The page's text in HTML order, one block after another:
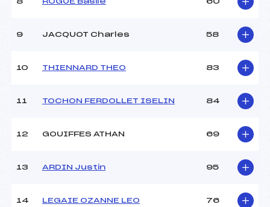
Ouvreurs C :
Ouvreurs B :
Ouvreurs D :
8 ROGUE Basile 60
9 JACQUOT Charles 58
10 THIENNARD THEO 83
11 TOCHON FERDOLLET ISELIN 84
12 GOUIFFES ATHAN 69
13 ARDIN Justin 95
14 LEGAIE OZANNE LEO 76